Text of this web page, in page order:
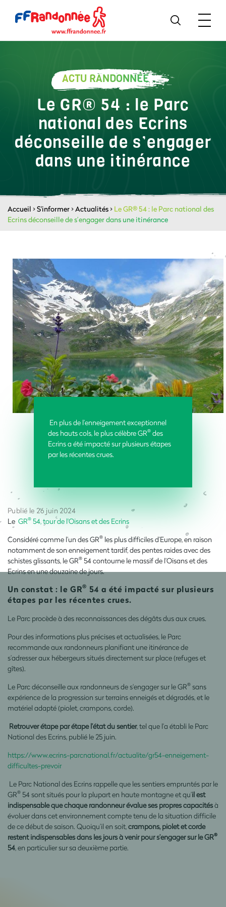
ACTU RANDONNÉE
Le GR® 54 : le Parc
national des Ecrins
déconseille de s’engager
dans une itinérance
Accueil >S'informer>Actualités> Le GR® 54 : le Parc national des
Ecrins déconseille de s’engager dans une itinérance
En plus de l’enneigement exceptionnel
des hauts cols, le plus célèbre GR® des
Ecrins a été impacté sur plusieurs étapes
par les récentes crues.
Publié le 26 juin 2024
Le GR® 54, tour de l'Oisans et des Ecrins
Considéré comme l’un des GR® les plus difficiles d’Europe, en raison
notamment de son enneigement tardif, des pentes raides avec des
schistes glissants, le GR® 54 contourne le massif de l’Oisans et des
Ecrins en une douzaine de jours.
Un constat : le GR® 54 a été impacté sur plusieurs
étapes par les récentes crues.
Le Parc procède à des reconnaissances des dégâts dus aux crues.
Pour des informations plus précises et actualisées, le Parc
recommande aux randonneurs planifiant une itinérance de
s’adresser aux hébergeurs situés directement sur place (refuges et
gîtes).
Le Parc déconseille aux randonneurs de s'engager sur le GR® sans
expérience de la progression sur terrains enneigés et dégradés, et le
matériel adapté (piolet, crampons, corde).
Retrouver étape par étape l’état du sentier, tel que l’a établi le Parc
National des Ecrins, publié le 25 juin.
https://www.ecrins-parcnational.fr/actualite/gr54-enneigement-
difficultes-prevoir
Le Parc National des Ecrins rappelle que les sentiers empruntés par le
GR® 54 sont situés pour la plupart en haute montagne et qu’il est
indispensable que chaque randonneur évalue ses propres capacitésà
évoluer dans cet environnement compte tenu de la situation difficile
de ce début de saison. Quoiqu’il en soit,crampons, piolet et corde
restent indispensables dans les jours à venir pour s’engager sur le GR®
54, en particulier sur sa deuxième partie.